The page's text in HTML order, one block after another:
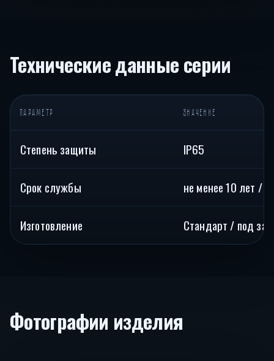
Технические данные серии
ПАРАМЕТР ЗНАЧЕНИЕ
Степень защиты IP65
Срок службы не менее 10 лет /
Изготовление Стандарт / под
Фотографии изделия